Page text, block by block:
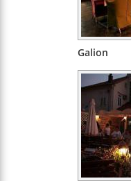
Galion